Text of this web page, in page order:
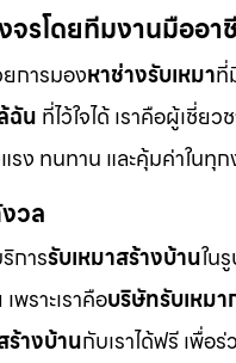
จรโดยทีมงานมือ
การมองหาช่างรับเหมาที่
ฉัน ที่ไว้ใจได้ เราคือผู้เชี่ย
ง ทนทาน และคุ้มค่าใน
วล
การรับเหมาสร้างบ้านใน
ราะเราคือบริษัทรับเหมา
างบ้านกับเราได้ฟรี เพื่